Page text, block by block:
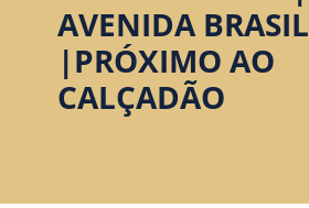
AVENIDA BRASIL
|PRÓXIMO AO
CALÇADÃO